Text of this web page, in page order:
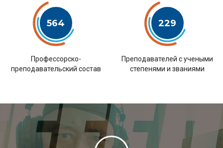
564
Профессорско-
преподавательский состав
229
Преподавателей с учеными
степенями и званиями